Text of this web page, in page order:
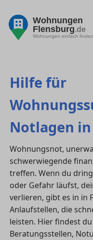
Wohnungen
Flensburg.de
Wohnungen einfach finden
Hilfe für
Notlagen
Wohnungsnot,
schwerwiegende
treffen. Wenn du
oder Gefahr läufst,
verlieren, gibt es in in
Anlaufstellen, die
leisten. Hier findest
Beratungsstellen,